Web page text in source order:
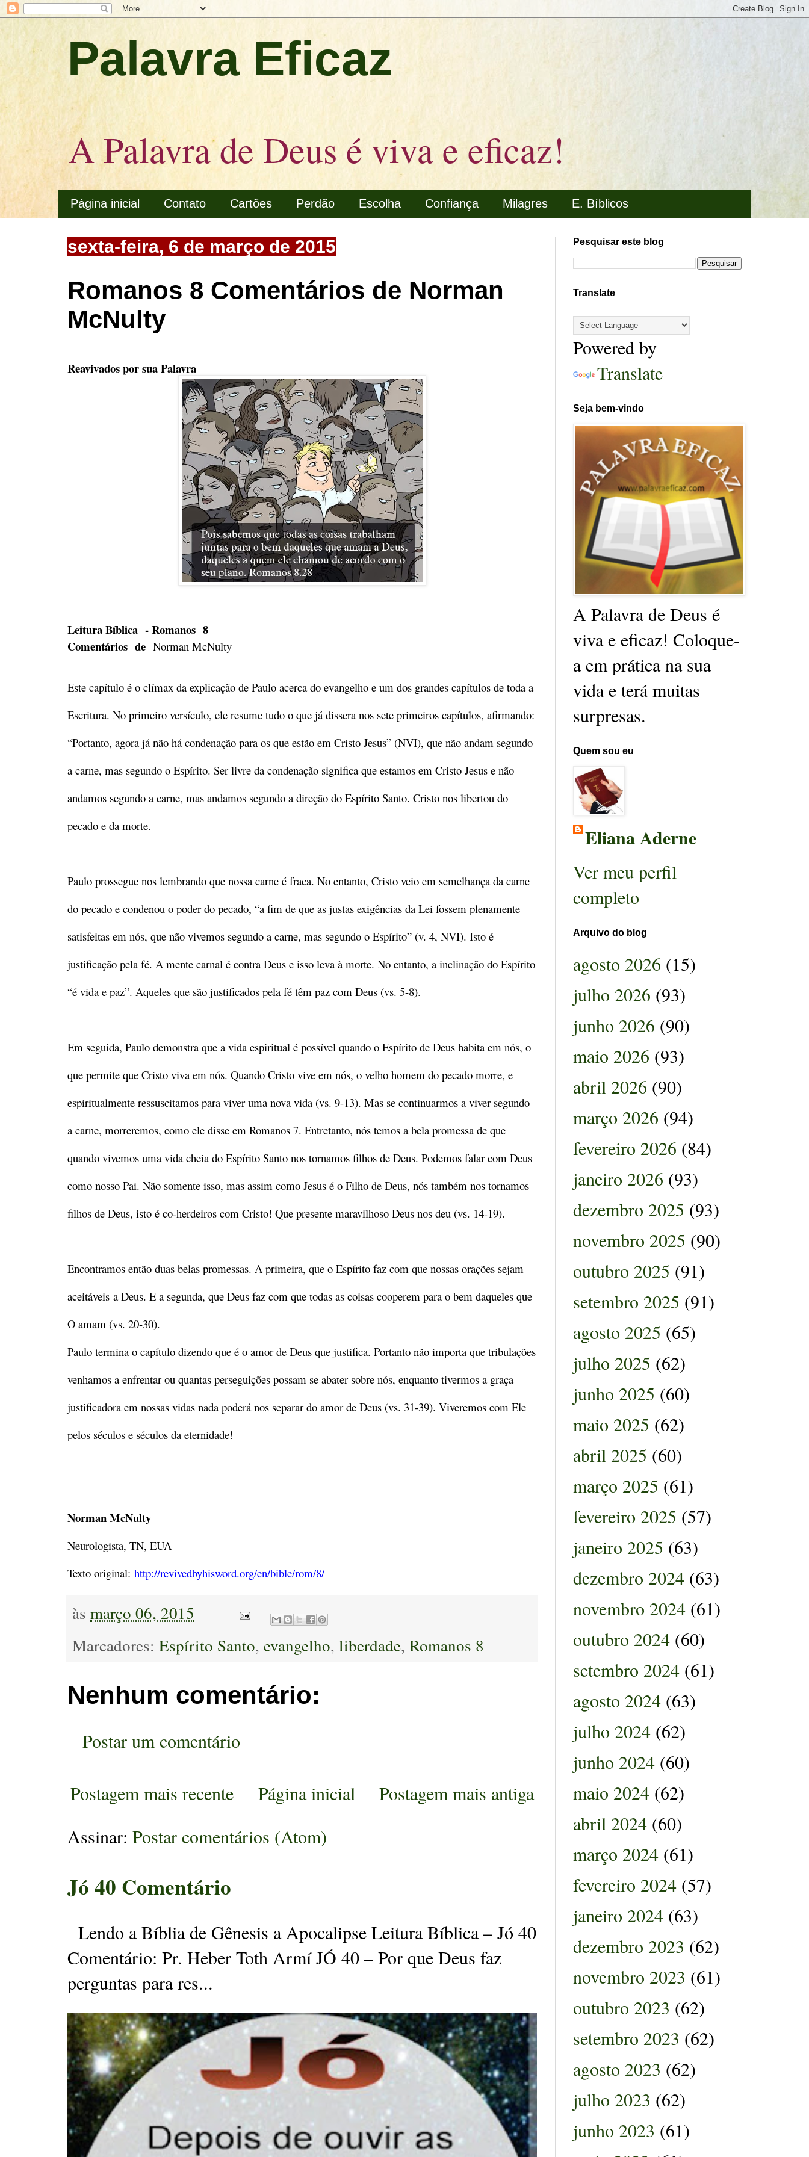
Palavra Eficaz
A Palavra de Deus é viva e eficaz!
Página inicial Contato Cartões Perdão Escolha Confiança Milagres E. Bíblicos
sexta-feira, 6 de março de 2015
Romanos 8 Comentários de Norman
McNulty
Reavivados por sua Palavra
Leitura Bíblica - Romanos 8
Comentários de Norman McNulty
Este capítulo é o clímax da explicação de Paulo acerca do evangelho e um dos grandes capítulos de toda a
Escritura. No primeiro versículo, ele resume tudo o que já dissera nos sete primeiros capítulos, afirmando:
“Portanto, agora já não há condenação para os que estão em Cristo Jesus” (NVI), que não andam segundo
a carne, mas segundo o Espírito. Ser livre da condenação significa que estamos em Cristo Jesus e não
andamos segundo a carne, mas andamos segundo a direção do Espírito Santo. Cristo nos libertou do
pecado e da morte.
Paulo prossegue nos lembrando que nossa carne é fraca. No entanto, Cristo veio em semelhança da carne
do pecado e condenou o poder do pecado, “a fim de que as justas exigências da Lei fossem plenamente
satisfeitas em nós, que não vivemos segundo a carne, mas segundo o Espírito” (v. 4, NVI). Isto é
justificação pela fé. A mente carnal é contra Deus e isso leva à morte. No entanto, a inclinação do Espírito
“é vida e paz”. Aqueles que são justificados pela fé têm paz com Deus (vs. 5-8).
Em seguida, Paulo demonstra que a vida espiritual é possível quando o Espírito de Deus habita em nós, o
que permite que Cristo viva em nós. Quando Cristo vive em nós, o velho homem do pecado morre, e
espiritualmente ressuscitamos para viver uma nova vida (vs. 9-13). Mas se continuarmos a viver segundo
a carne, morreremos, como ele disse em Romanos 7. Entretanto, nós temos a bela promessa de que
quando vivemos uma vida cheia do Espírito Santo nos tornamos filhos de Deus. Podemos falar com Deus
como nosso Pai. Não somente isso, mas assim como Jesus é o Filho de Deus, nós também nos tornamos
filhos de Deus, isto é co-herdeiros com Cristo! Que presente maravilhoso Deus nos deu (vs. 14-19).
Encontramos então duas belas promessas. A primeira, que o Espírito faz com que nossas orações sejam
aceitáveis a Deus. E a segunda, que Deus faz com que todas as coisas cooperem para o bem daqueles que
O amam (vs. 20-30).
Paulo termina o capítulo dizendo que é o amor de Deus que justifica. Portanto não importa que tribulações
venhamos a enfrentar ou quantas perseguições possam se abater sobre nós, enquanto tivermos a graça
justificadora em nossas vidas nada poderá nos separar do amor de Deus (vs. 31-39). Viveremos com Ele
pelos séculos e séculos da eternidade!
Norman McNulty
Neurologista, TN, EUA
Texto original: http://revivedbyhisword.org/en/bible/rom/8/
às março 06, 2015
Marcadores: Espírito Santo, evangelho, liberdade, Romanos 8
Nenhum comentário:
Postar um comentário
Postagem mais recente Postagem mais antiga
Página inicial
Assinar: Postar comentários (Atom)
Jó 40 Comentário
Lendo a Bíblia de Gênesis a Apocalipse Leitura Bíblica – Jó 40
Comentário: Pr. Heber Toth Armí JÓ 40 – Por que Deus faz
perguntas para res...
Pesquisar este blog
Translate
Powered by
Translate
Seja bem-vindo
A Palavra de Deus é
viva e eficaz! Coloque-
a em prática na sua
vida e terá muitas
surpresas.
Quem sou eu
Eliana Aderne
Ver meu perfil
completo
Arquivo do blog
agosto 2026 (15)
julho 2026 (93)
junho 2026 (90)
maio 2026 (93)
abril 2026 (90)
março 2026 (94)
fevereiro 2026 (84)
janeiro 2026 (93)
dezembro 2025 (93)
novembro 2025 (90)
outubro 2025 (91)
setembro 2025 (91)
agosto 2025 (65)
julho 2025 (62)
junho 2025 (60)
maio 2025 (62)
abril 2025 (60)
março 2025 (61)
fevereiro 2025 (57)
janeiro 2025 (63)
dezembro 2024 (63)
novembro 2024 (61)
outubro 2024 (60)
setembro 2024 (61)
agosto 2024 (63)
julho 2024 (62)
junho 2024 (60)
maio 2024 (62)
abril 2024 (60)
março 2024 (61)
fevereiro 2024 (57)
janeiro 2024 (63)
dezembro 2023 (62)
novembro 2023 (61)
outubro 2023 (62)
setembro 2023 (62)
agosto 2023 (62)
julho 2023 (62)
junho 2023 (61)